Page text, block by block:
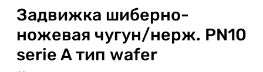
Задвижка шиберно-
ножевая чугун/нерж. PN10
serie A тип wafer